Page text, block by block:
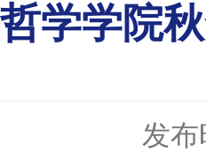
学学院
发